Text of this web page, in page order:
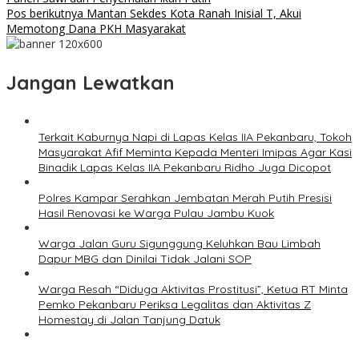
Pos berikutnya Mantan Sekdes Kota Ranah Inisial T, Akui
Memotong Dana PKH Masyarakat
Jangan Lewatkan
Terkait Kaburnya Napi di Lapas Kelas IIA Pekanbaru, Tokoh
Masyarakat Afif Meminta Kepada Menteri Imipas Agar Kasi
Binadik Lapas Kelas IIA Pekanbaru Ridho Juga Dicopot
Polres Kampar Serahkan Jembatan Merah Putih Presisi
Hasil Renovasi ke Warga Pulau Jambu Kuok
Warga Jalan Guru Sigunggung Keluhkan Bau Limbah
Dapur MBG dan Dinilai Tidak Jalani SOP
Warga Resah “Diduga Aktivitas Prostitusi”, Ketua RT Minta
Pemko Pekanbaru Periksa Legalitas dan Aktivitas Z
Homestay di Jalan Tanjung Datuk